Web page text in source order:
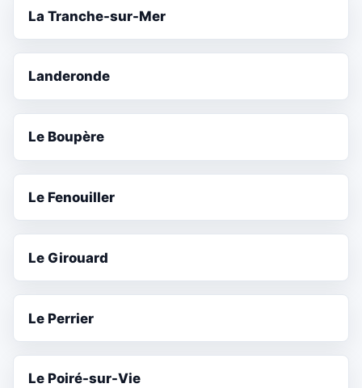
La Tranche-sur-Mer
Landeronde
Le Boupère
Le Fenouiller
Le Girouard
Le Perrier
Le Poiré-sur-Vie